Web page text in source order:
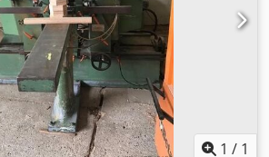
- Αντλία κενού Becker 100 mc -
πάνελ - Έλεγχος NUM AXIUM POWER
εξυπηρέτηση - Επικοινωνία
- Αδιαβροχοποιημένη οροφή -
2010 ΠΛΉΡΩΣ ΑΝΑΚΑΙΝΙΣΜΈΝΟ
1 / 1